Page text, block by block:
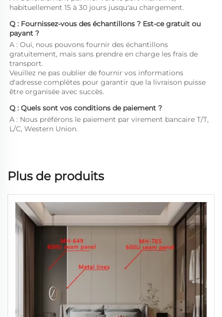
habituellement 15 à 30 jours jusqu'au chargement.
Q : Fournissez-vous des échantillons ? Est-ce gratuit ou
payant ?
A : Oui, nous pouvons fournir des échantillons
gratuitement, mais sans prendre en charge les frais de
transport.
Veuillez ne pas oublier de fournir vos informations
d'adresse complètes pour garantir que la livraison puisse
être organisée avec succès.
Q : Quels sont vos conditions de paiement ?
A : Nous préférons le paiement par virement bancaire T/T,
L/C, Western Union.
Plus de produits